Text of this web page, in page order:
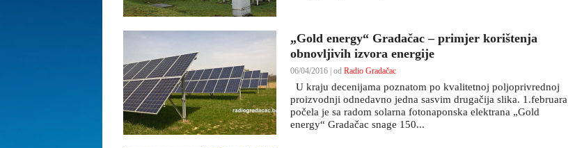
„Gold energy“ Gradačac – primjer korištenja
obnovljivih izvora energije
06/04/2016 | od Radio Gradačac
U kraju decenijama poznatom po kvalitetnoj poljoprivrednoj
proizvodnji odnedavno jedna sasvim drugačija slika. 1.februara
počela je sa radom solarna fotonaponska elektrana „Gold
energy“ Gradačac snage 150...